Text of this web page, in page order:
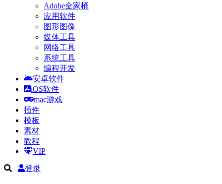
Adobe全家桶
应用软件
图形图像
媒体工具
网络工具
系统工具
编程开发
安卓软件
iOS软件
mac游戏
插件
模板
素材
教程
VIP
登录